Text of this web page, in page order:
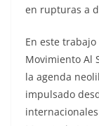
en rupturas a
En este
Movimiento Al
la agenda
impulsado